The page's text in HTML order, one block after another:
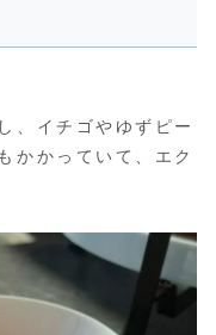
、イチゴやゆずピー
かかっていて、エク